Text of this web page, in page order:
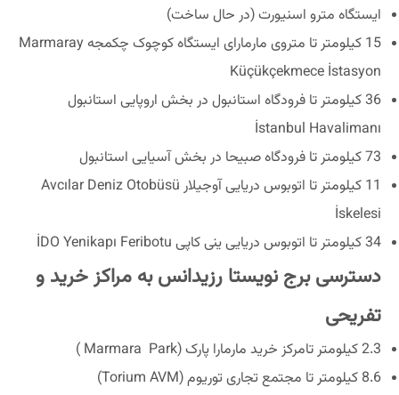
ایستگاه مترو اسنیورت (در حال ساخت)
15 کیلومتر تا متروی مارمارای ایستگاه کوچوک چکمجه Marmaray
Küçükçekmece İstasyon
36 کیلومتر تا فرودگاه استانبول در بخش اروپایی استانبول
İstanbul Havalimanı
73 کیلومتر تا فرودگاه صبیحا در بخش آسیایی استانبول
11 کیلومتر تا اتوبوس دریایی آوجیلار Avcılar Deniz Otobüsü
İskelesi
34 کیلومتر تا اتوبوس دریایی ینی کاپی İDO Yenikapı Feribotu
دسترسی برج نویستا رزیدانس به مراکز خرید و
تفریحی
2.3 کیلومتر تامرکز خرید مارمارا پارک (Marmara Park )
8.6 کیلومتر تا مجتمع تجاری توریوم (Torium AVM)